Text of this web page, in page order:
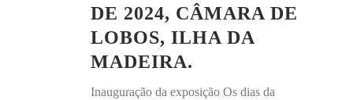
DE 2024, CÂMARA DE
LOBOS, ILHA DA
MADEIRA.
Inauguração da exposição Os dias da